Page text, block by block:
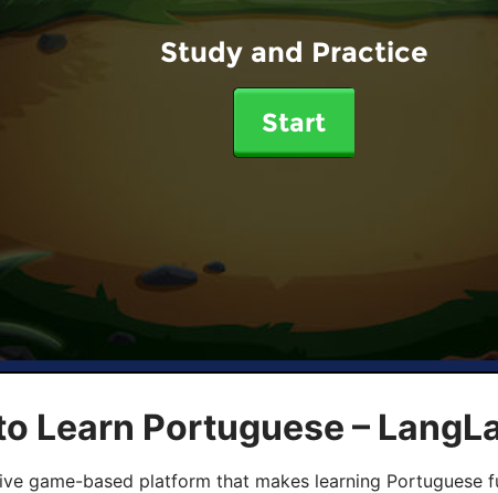
Study and Practice
Start
Learn Portuguese –
game-based platform that makes learning Portuguese